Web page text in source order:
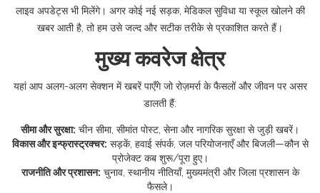
लाइव अपडेट्स भी मिलेंगे। अगर कोई नई सड़क, मेडिकल सुविधा या स्कूल खोलने की
खबर आती है, तो हम उसे जल्द और सटीक तरीके से प्रकाशित करते हैं।
मुख्य कवरेज क्षेत्र
यहां आप अलग-अलग सेक्शन में खबरें पाएँगे जो रोज़मर्रा के फैसलों और जीवन पर असर
डालती हैं:
सीमा और सुरक्षा: चीन सीमा, सीमांत पोस्ट, सेना और नागरिक सुरक्षा से जुड़ी खबरें।
विकास और इन्फ्रास्ट्रक्चर: सड़कें, हवाई संपर्क, जल परियोजनाएँ और बिजली—कौन से
प्रोजेक्ट कब शुरू/पूरा हुए।
राजनीति और प्रशासन: चुनाव, स्थानीय नीतियाँ, मुख्यमंत्री और जिला प्रशासन के
फैसले।